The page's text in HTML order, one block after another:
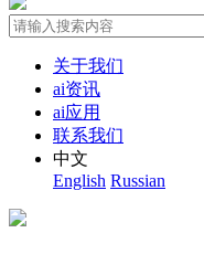
关于我们
ai资讯
ai应用
联系我们
中文
English Russian